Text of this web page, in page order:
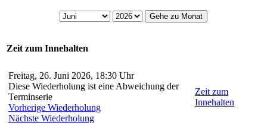
Gehe zu Monat
Zeit zum Innehalten
Freitag, 26. Juni 2026, 18:30 Uhr
Diese Wiederholung ist eine Abweichung der
Terminserie
Vorherige Wiederholung
Nächste Wiederholung
Zeit zum
Innehalten